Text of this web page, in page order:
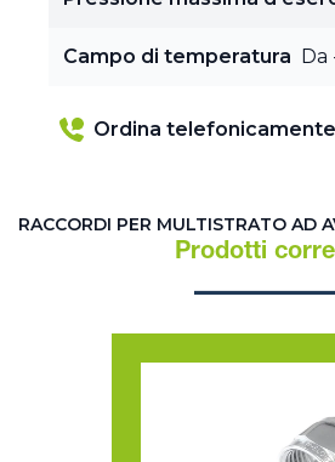
Campo di temperatura Da
Ordina
RACCORDI PER MULTISTRATO AD
Prodotti